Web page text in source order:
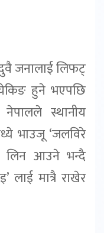
जनालाई लिफट्
हुने भएपछि
स्थानीय
भाउजू ‘जलविरे
लिन आउने भन्दै
लाई मात्रै राखेर